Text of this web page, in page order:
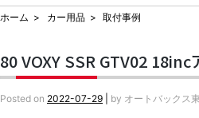
ホーム カー用品 取付事例
80 VOXY SSR GTV02 18inc
Posted on 2022-07-29 by オートバックス